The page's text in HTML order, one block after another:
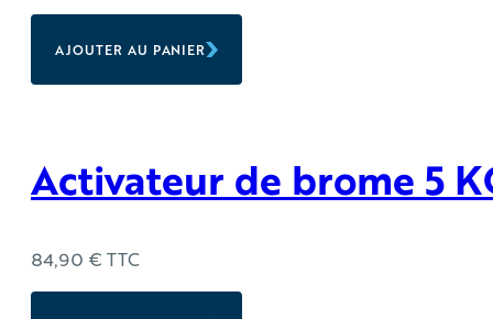
AJOUTER AU PANIER
Activateur de brome 5
84,90 € TTC